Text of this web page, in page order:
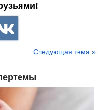
Следующая тема »